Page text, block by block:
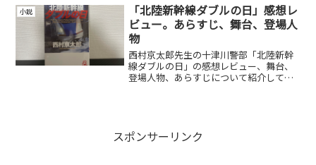
小説
「北陸新幹線ダブルの日」感想レ
ビュー。あらすじ、舞台、登場人
物
西村京太郎先生の十津川警部「北陸新幹
線ダブルの日」の感想レビュー、舞台、
登場人物、あらすじについて紹介してい
スポンサーリンク